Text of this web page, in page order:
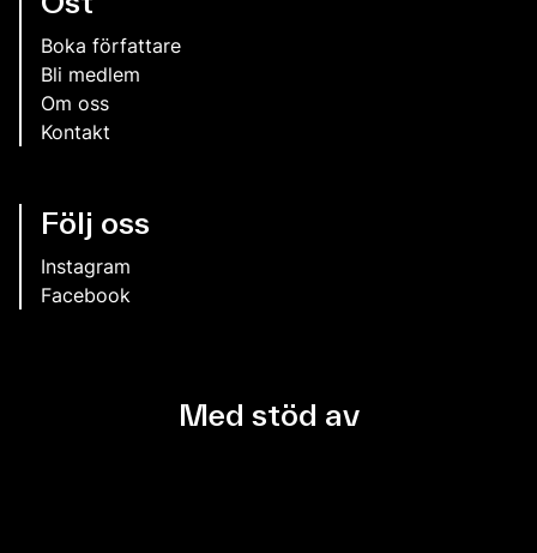
Boka författare
Bli medlem
Om oss
Kontakt
Följ oss
Instagram
Facebook
Med stöd av